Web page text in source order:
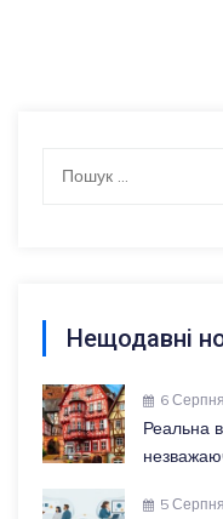
Нещодавні
6
Реальна
5